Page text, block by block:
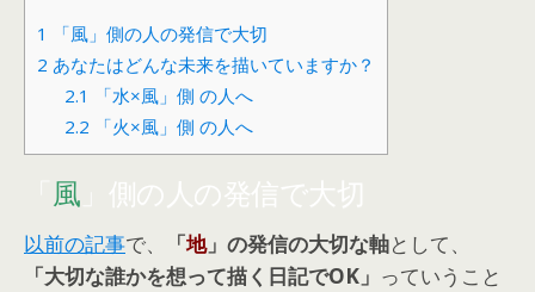
1
「風」側の人の発信で大切
2 あなたはどんな未来を描いていますか？
2.1
「水×風」側 の人へ
2.2 「火×風」側 の人へ
風 」側の人の発信で大切
以前の記事で、 「地」の発信の大切な軸として、
「大切な誰かを想って描く日記でOK」 っていうこと